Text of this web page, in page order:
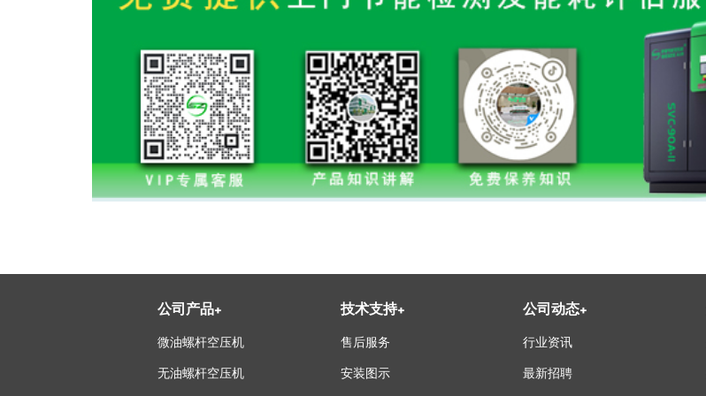
公司产品+
微油螺杆空压机
无油螺杆空压机
技术支持+
售后服务
安装图示
公司动态+
行业资讯
最新招聘